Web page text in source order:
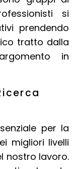
si
prendendo
tratto dalla
in
per la
migliori livelli
nostro lavoro.